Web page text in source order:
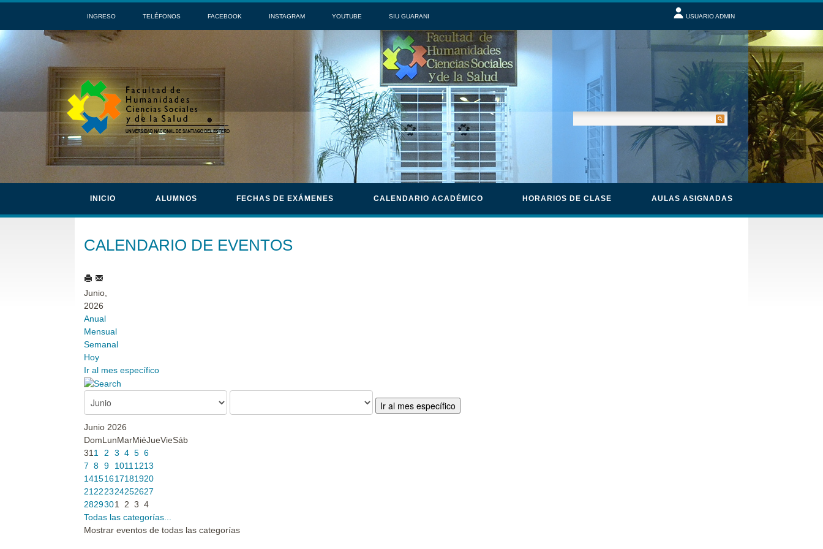
INGRESO TELÉFONOS FACEBOOK INSTAGRAM YOUTUBE SIU GUARANI USUARIO ADMIN
INICIO ALUMNOS FECHAS DE EXÁMENES CALENDARIO ACADÉMICO HORARIOS DE CLASE AULAS ASIGNADAS
CALENDARIO DE EVENTOS
Junio,
2026
Anual
Mensual
Semanal
Hoy
Ir al mes específico
Ir al mes específico
Junio 2026
DomLunMarMiéJueVieSáb
31 1 2 3 4 5 6
7 8 9 1011 1213
14151617181920
21 222324252627
2829301 2 3 4
Todas las categorías...
Mostrar eventos de todas las categorías